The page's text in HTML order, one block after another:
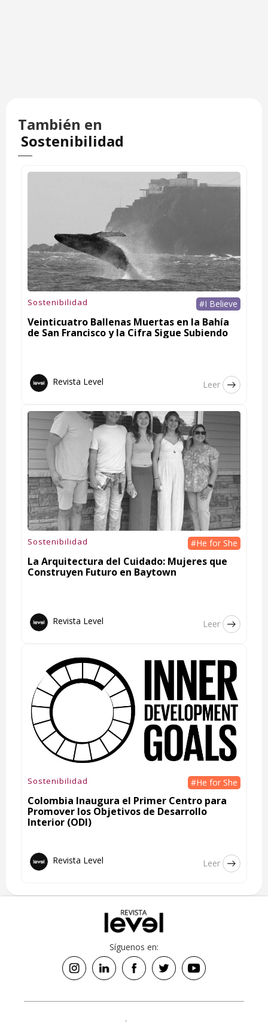
También en
Sostenibilidad
Sostenibilidad #I Believe
Veinticuatro Ballenas Muertas en la Bahía
de San Francisco y la Cifra Sigue Subiendo
Revista Level Leer
Sostenibilidad #He for She
La Arquitectura del Cuidado: Mujeres que
Construyen Futuro en Baytown
Revista Level Leer
Sostenibilidad #He for She
Colombia Inaugura el Primer Centro para
Promover los Objetivos de Desarrollo
Interior (ODI)
Revista Level Leer
Síguenos en: